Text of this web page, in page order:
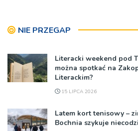
NIE PRZEGAP
Literacki weekend pod
można spotkać na
Literackim?
15 LIPCA 2026
Latem kort tenisowy –
Bochnia szykuje